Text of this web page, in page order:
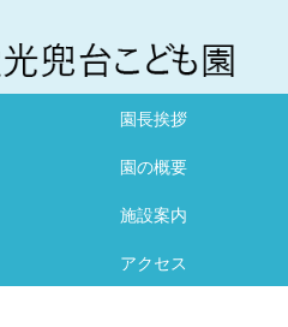
園長挨拶
園の概要
施設案内
アクセス